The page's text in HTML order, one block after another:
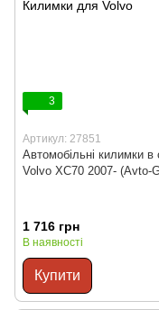
3
Артикул: 27851
Автомобільні килимки в
Volvo XC70 2007- (Avto-
1 716 грн
В наявності
Купити